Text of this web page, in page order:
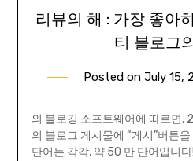
리뷰의 해 : 가장 좋아
티 블로그
Posted on July 15,
의 블로깅 소프트웨어에 따르면,
의 블로그 게시물에 “게시”버튼
단어는 각각, 약 50 만 단어입니